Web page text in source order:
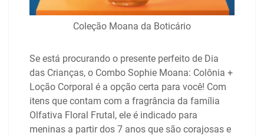
Coleção Moana da Boticário
Se está procurando o presente perfeito de Dia
das Crianças, o Combo Sophie Moana: Colônia +
Loção Corporal é a opção certa para você! Com
itens que contam com a fragrância da família
Olfativa Floral Frutal, ele é indicado para
meninas a partir dos 7 anos que são corajosas e